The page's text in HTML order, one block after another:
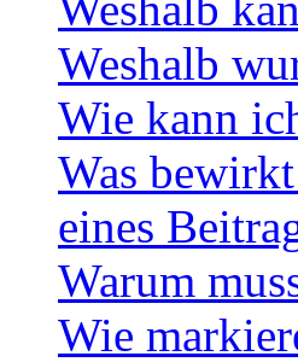
Weshalb
Wie kann
Was
eines
Warum
Wie